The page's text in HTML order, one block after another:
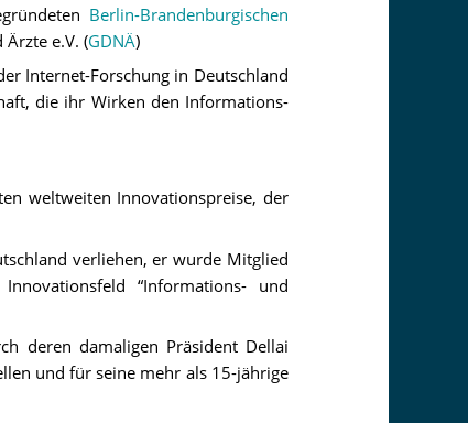
Berlin-Brandenburgischen
e.V. (GDNÄ)
Internet-Forschung in Deutschland
die ihr Wirken den Informations-
weltweiten Innovationspreise, der
verliehen, er wurde Mitglied
“Informations- und
deren damaligen Präsident Dellai
und für seine mehr als 15-jährige